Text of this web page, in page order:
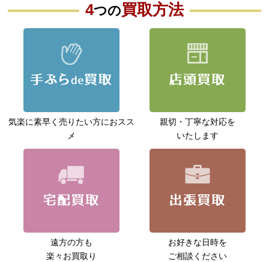
4つの買取方法
気楽に素早く売りたい方におスス
メ
親切・丁寧な対応を
いたします
遠方の方も
楽々お買取り
お好きな日時を
ご相談ください